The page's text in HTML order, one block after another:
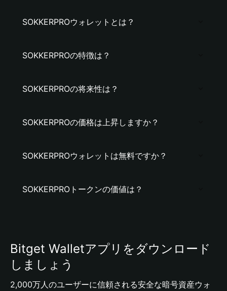
SOKKERPROウォレットとは？
SOKKERPROの特徴は？
SOKKERPROの将来性は？
SOKKERPROの価格は上昇しますか？
SOKKERPROウォレットは無料ですか？
SOKKERPROトークンの価値は？
Bitget Walletアプリをダウンロード
しましょう
2,000万人のユーザーに信頼される安全な暗号資産ウォ